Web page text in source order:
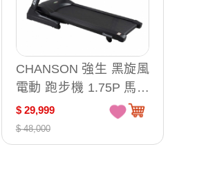
CHANSON 強生 黑旋風
電動 跑步機 1.75P 馬力
/ 台 CS-6618 (中文操控
面板)
$ 29,999
$ 48,000